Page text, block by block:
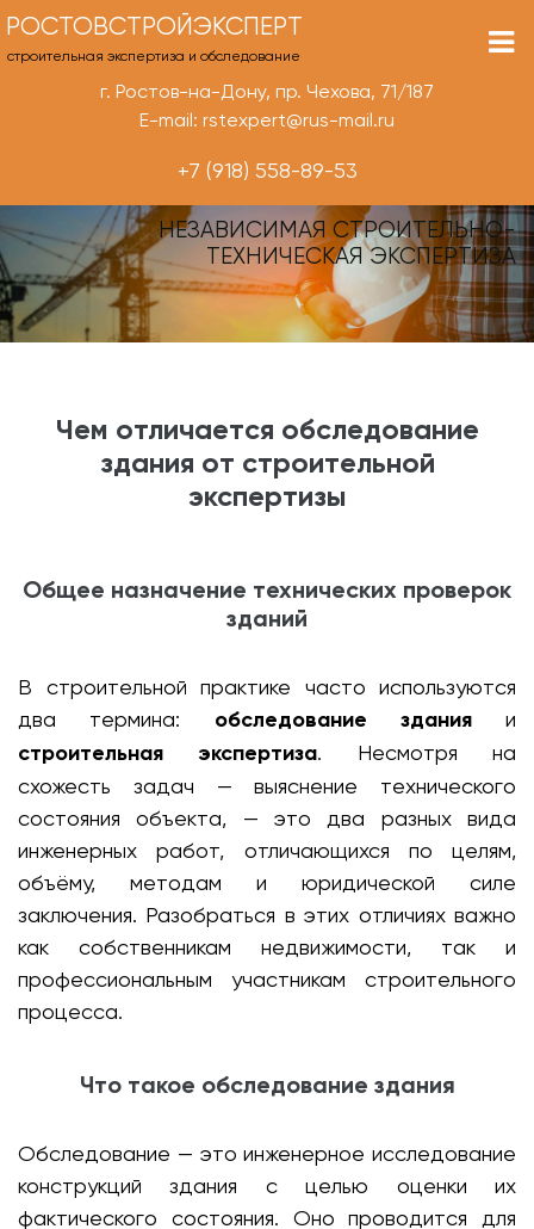
РОСТОВСТРОЙЭКСПЕРТ
строительная экспертиза и обследование
г. Ростов-на-Дону, пр. Чехова, 71/187
E-mail: rstexpert@rus-mail.ru
+7 (918) 558-89-53
НЕЗАВИСИМАЯ СТРОИТЕЛЬНО-
ТЕХНИЧЕСКАЯ ЭКСПЕРТИЗА
Чем отличается обследование
здания от строительной
экспертизы
Общее назначение технических проверок
зданий
В строительной практике часто используются
два термина: обследование зданияи
строительная экспертиза. Несмотря на
схожесть задач — выяснение технического
состояния объекта, — это два разных вида
инженерных работ, отличающихся по целям,
объёму, методам и юридической силе
заключения. Разобраться в этих отличиях важно
как собственникам недвижимости, так и
профессиональным участникам строительного
процесса.
Что такое обследование здания
Обследование — это инженерное исследование
конструкций здания с целью оценки их
фактического состояния. Оно проводится для